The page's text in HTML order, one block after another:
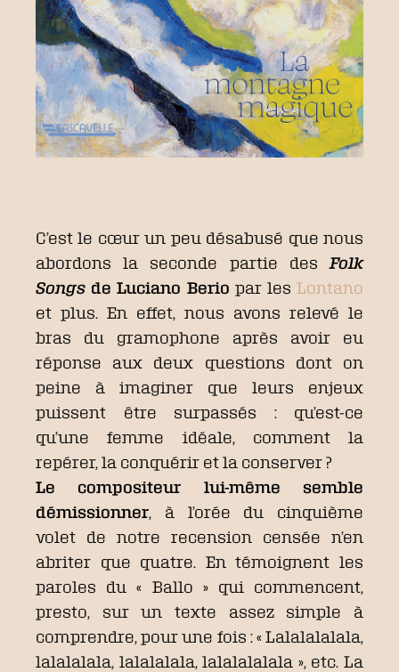
C’est le cœur un peu désabusé que nous
abordons la seconde partie desFolk
Songs de Luciano Berio par les Lontano
et plus. En effet, nous avons relevé le
bras du gramophone après avoir eu
réponse aux deux questions dont on
peine à imaginer que leurs enjeux
puissent être surpassés : qu’est-ce
qu’une femme idéale, comment la
repérer, la conquérir et la conserver ?
Le compositeur lui-même semble
démissionner, à l’orée du cinquième
volet de notre recension censée n’en
abriter que quatre. En témoignent les
paroles du « Ballo » qui commencent,
presto, sur un texte assez simple à
comprendre, pour une fois : « Lalalalalala,
lalalalala, lalalalala, lalalalalala », etc. La